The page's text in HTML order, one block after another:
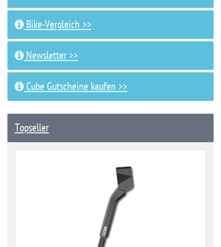
Bike-Vergleich >>
Newsletter >>
Cube Gutscheine kaufen >>
Topseller